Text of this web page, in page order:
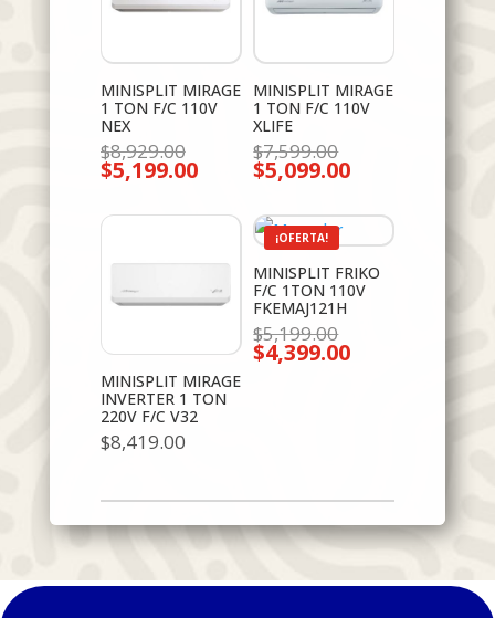
MINISPLIT MIRAGE
1 TON F/C 110V
NEX
$8,929.00El
precio
original
$8,929.00.
$5,199.00El
es:
$5,199.00.
MINISPLIT MIRAGE
1 TON F/C 110V
XLIFE
$7,599.00El
precio
original
$7,599.00.
$5,099.00El
es:
$5,099.00.
MINISPLIT MIRAGE
INVERTER 1 TON
220V F/C V32
$8,419.00
¡OFERTA!
MINISPLIT FRIKO
F/C 1TON 110V
FKEMAJ121H
$5,199.00El
precio
original
$4,399.00El